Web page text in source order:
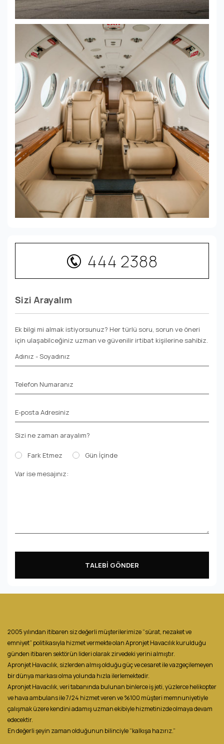
444 2388
Sizi Arayalım
Ek bilgi mi almak istiyorsunuz? Her türlü soru, sorun ve öneri
için ulaşabilceğiniz uzman ve güvenilir irtibat kişilerine sahibiz.
Adınız - Soyadınız
Telefon Numaranız
E-posta Adresiniz
Sizi ne zaman arayalım?
Fark Etmez Gün İçinde
Var ise mesajınız:
TALEBİ GÖNDER
2005 yılından itibaren siz değerli müşterilerimize “sürat, nezaket ve
emniyet” politikasıyla hizmet vermekte olan Apronjet Havacılık kurulduğu
günden itibaren sektörün lideri olarak zirvedeki yerini almıştır.
Apronjet Havacılık, sizlerden almış olduğu güç ve cesaret ile vazgeçilemeyen
bir dünya markası olma yolunda hızla ilerlemektedir.
Apronjet Havacılık, veri tabanında bulunan binlerce iş jeti, yüzlerce helikopter
ve hava ambulans ile 7/24 hizmet veren ve %100 müşteri memnuniyetiyle
çalışmak üzere kendini adamış uzman ekibiyle hizmetinizde olmaya devam
edecektir.
En değerli şeyin zaman olduğunun bilinciyle “kalkışa hazırız.”